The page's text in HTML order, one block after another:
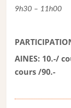
9h30 – 11h00
AINES: 10.-/
cours /90.-